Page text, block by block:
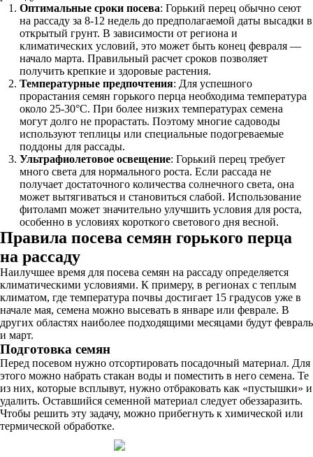
Оптимальные сроки посева: Горький перец обычно сеют
на рассаду за 8-12 недель до предполагаемой даты высадки в
открытый грунт. В зависимости от региона и
климатических условий, это может быть конец февраля —
начало марта. Правильный расчет сроков позволяет
получить крепкие и здоровые растения.
Температурные предпочтения: Для успешного
прорастания семян горького перца необходима температура
около 25-30°C. При более низких температурах семена
могут долго не прорастать. Поэтому многие садоводы
используют теплицы или специальные подогреваемые
поддоны для рассады.
Ультрафиолетовое освещение: Горький перец требует
много света для нормального роста. Если рассада не
получает достаточного количества солнечного света, она
может вытягиваться и становиться слабой. Использование
фитоламп может значительно улучшить условия для роста,
особенно в условиях короткого светового дня весной.
Правила посева семян горького перца
на рассаду
Наилучшее время для посева семян на рассаду определяется
климатическими условиями. К примеру, в регионах с теплым
климатом, где температура почвы достигает 15 градусов уже в
начале мая, семена можно высевать в январе или феврале. В
других областях наиболее подходящими месяцами будут февраль
и март.
Подготовка семян
Перед посевом нужно отсортировать посадочный материал. Для
этого можно набрать стакан воды и поместить в него семена. Те
из них, которые всплывут, нужно отбраковать как «пустышки» и
удалить. Оставшийся семенной материал следует обеззаразить.
Чтобы решить эту задачу, можно прибегнуть к химической или
термической обработке.